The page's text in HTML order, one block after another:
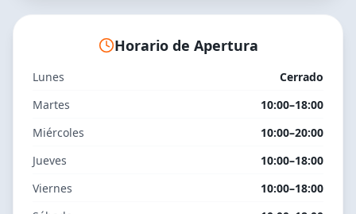
Horario de Apertura
Lunes
Cerrado
Martes
10:00–18:00
Miércoles
10:00–20:00
Jueves
10:00–18:00
Viernes
10:00–18:00